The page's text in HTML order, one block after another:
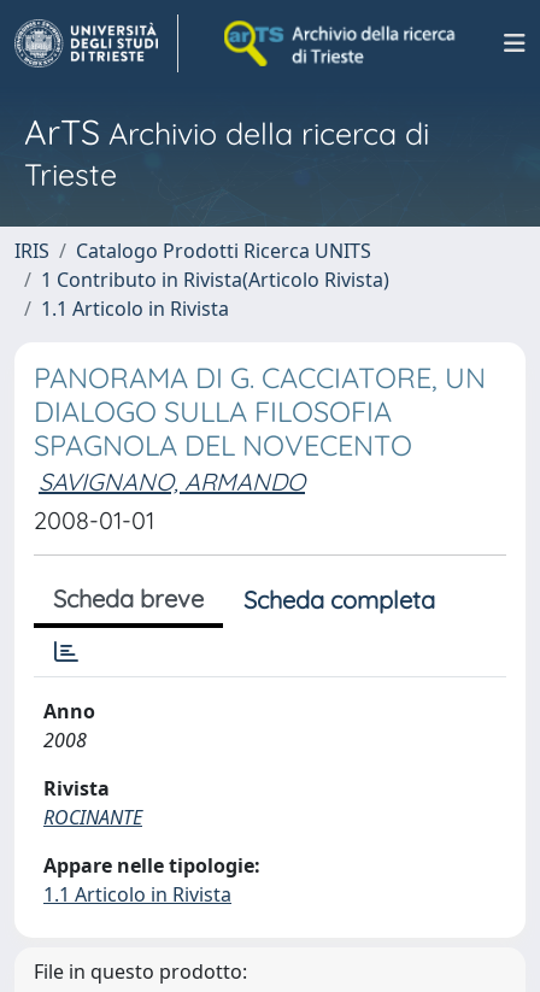
ArTS Archivio della ricerca di
Trieste
IRIS
Catalogo Prodotti Ricerca UNITS
1 Contributo in Rivista(Articolo Rivista)
1.1 Articolo in Rivista
PANORAMA DI G. CACCIATORE, UN
DIALOGO SULLA FILOSOFIA
SPAGNOLA DEL NOVECENTO
SAVIGNANO, ARMANDO
2008-01-01
Scheda breve Scheda completa
Anno
2008
Rivista
ROCINANTE
Appare nelle tipologie:
1.1 Articolo in Rivista
File in questo prodotto: